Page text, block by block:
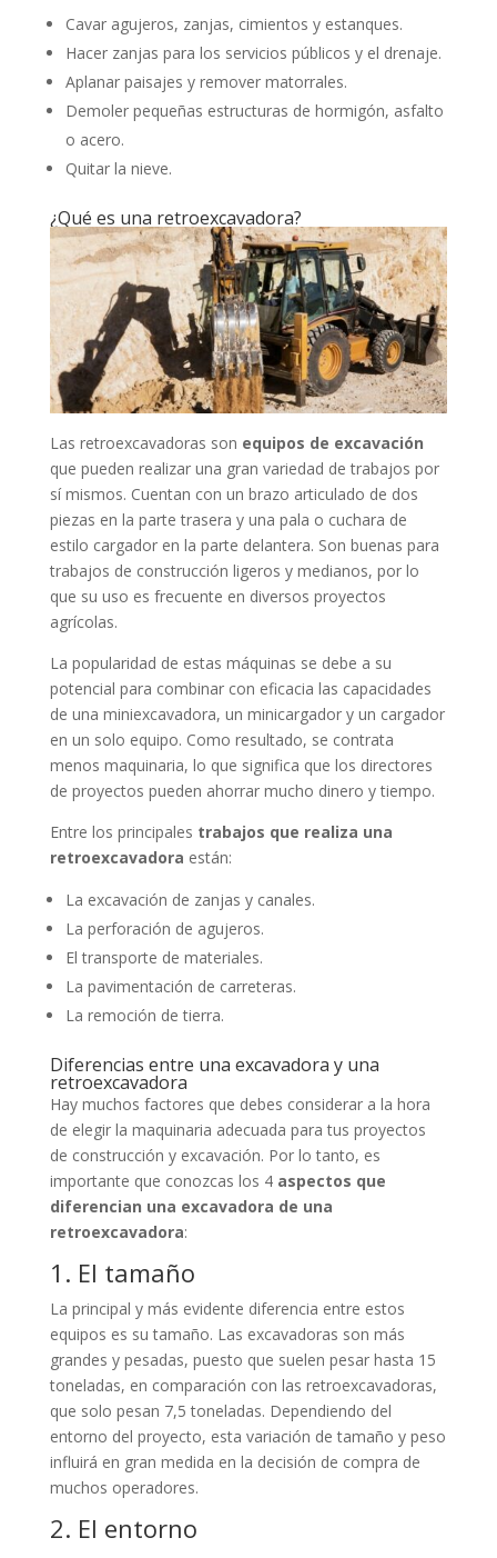
Cavar agujeros, zanjas, cimientos y estanques.
Hacer zanjas para los servicios públicos y el drenaje.
Aplanar paisajes y remover matorrales.
Demoler pequeñas estructuras de hormigón, asfalto
o acero.
Quitar la nieve.
¿Qué es una retroexcavadora?
Las retroexcavadoras son equipos de excavación
que pueden realizar una gran variedad de trabajos por
sí mismos. Cuentan con un brazo articulado de dos
piezas en la parte trasera y una pala o cuchara de
estilo cargador en la parte delantera. Son buenas para
trabajos de construcción ligeros y medianos, por lo
que su uso es frecuente en diversos proyectos
agrícolas.
La popularidad de estas máquinas se debe a su
potencial para combinar con eficacia las capacidades
de una miniexcavadora, un minicargador y un cargador
en un solo equipo. Como resultado, se contrata
menos maquinaria, lo que significa que los directores
de proyectos pueden ahorrar mucho dinero y tiempo.
Entre los principales trabajos que realiza una
retroexcavadora están:
La excavación de zanjas y canales.
La perforación de agujeros.
El transporte de materiales.
La pavimentación de carreteras.
La remoción de tierra.
Diferencias entre una excavadora y una
retroexcavadora
Hay muchos factores que debes considerar a la hora
de elegir la maquinaria adecuada para tus proyectos
de construcción y excavación. Por lo tanto, es
importante que conozcas los 4 aspectos que
diferencian una excavadora de una
retroexcavadora:
1. El tamaño
La principal y más evidente diferencia entre estos
equipos es su tamaño. Las excavadoras son más
grandes y pesadas, puesto que suelen pesar hasta 15
toneladas, en comparación con las retroexcavadoras,
que solo pesan 7,5 toneladas. Dependiendo del
entorno del proyecto, esta variación de tamaño y peso
influirá en gran medida en la decisión de compra de
muchos operadores.
2. El entorno